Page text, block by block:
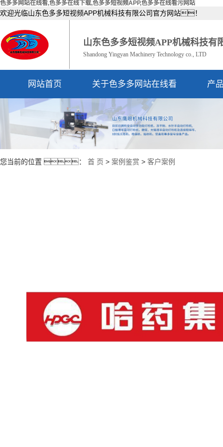
色多多网站在线看,色多多在线下载,色多多短视频APP,色多多在线看污网站
欢迎光临山东色多多短视频APP机械科技有限公司官方网站！
山东色多多短视频APP机械科技有
Shandong Yingyan Machinery Technology co., LTD
网站首页 关于色多多网站在线看
公司简介
资质荣誉
产
您当前的位置 ： 首 页 > 案例鉴赏 > 客户案例